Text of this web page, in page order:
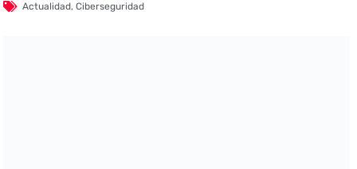
Actualidad,Ciberseguridad